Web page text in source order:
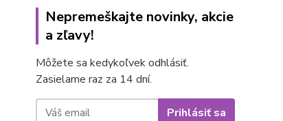
Nepremeškajte novinky, akcie
a zľavy!
Môžete sa kedykoľvek odhlásiť.
Zasielame raz za 14 dní.
Prihlásiť sa